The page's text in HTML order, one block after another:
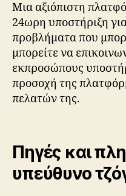
Μια αξιόπιστη
24ωρη υποστήριξη
προβλήματα που
μπορείτε να
εκπροσώπους
προσοχή της
πελατών της.
Πηγές και
υπεύθυνο